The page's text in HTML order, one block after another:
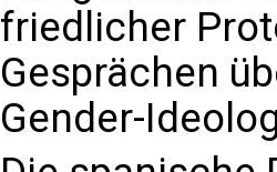
friedlicher
Gesprächen
Gender-